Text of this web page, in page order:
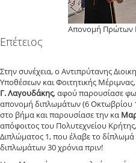
Απονομή Πρώτων
Επέτειος
Στην συνέχεια, ο Αντιπρύτανης
Υποθέσεων και Φοιτητικής
Γ. Λαγουδάκης, αφού παρουσίασε
απονομή διπλωμάτων (6 Οκτωβρίου
στο βήμα και παρουσίασε την κα
απόφοιτος του Πολυτεχνείου
Διπλώματος 1, που έλαβε το
διπλωμάτων 30 χρόνια πριν!